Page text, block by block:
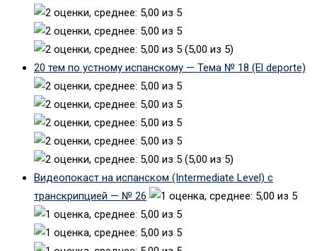
(5,00 из 5)
20 тем по устному испанскому — Тема № 18 (El deporte)
(5,00 из 5)
Видеопокаст на испанском (Intermediate Level) с
транскрипцией — № 26